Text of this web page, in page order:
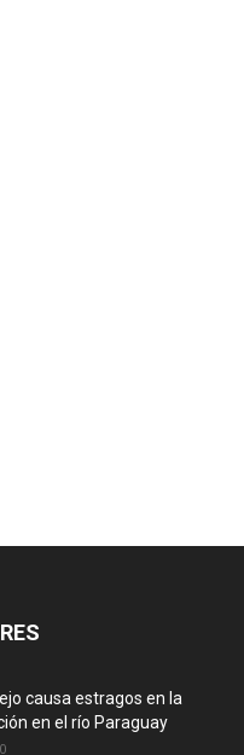
causa estragos en la
en el río Paraguay